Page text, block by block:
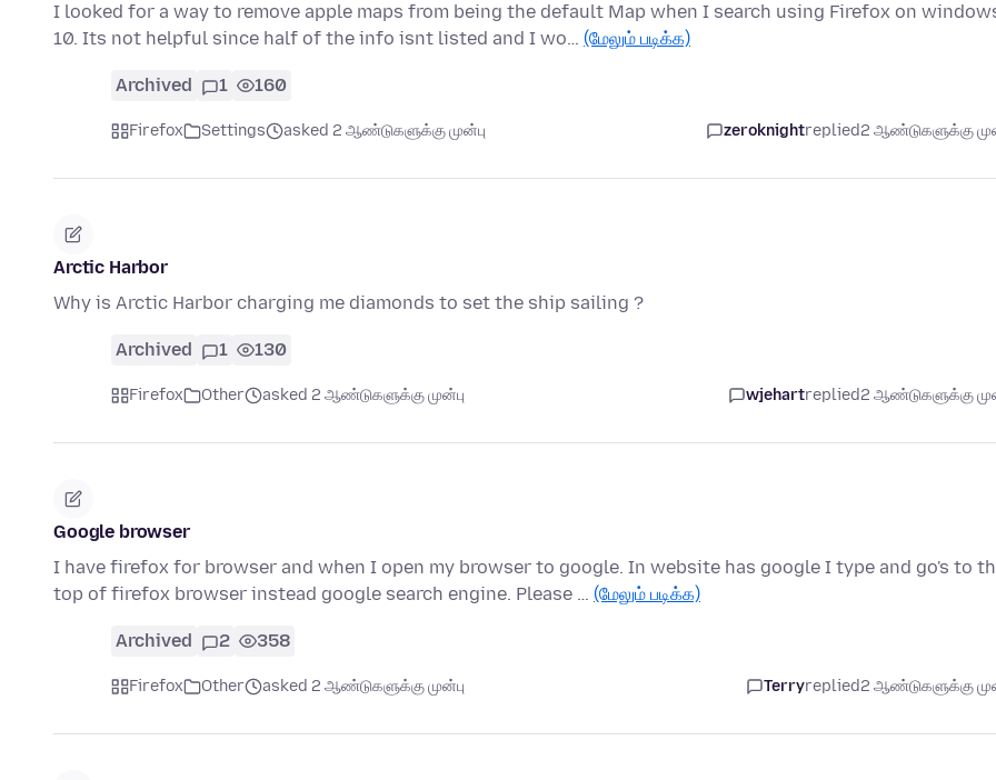
I looked for a way to remove apple maps from being the default Map when I search using Firefox on
10. Its not helpful since half of the info isnt listed and I wo… (மேலும் படிக்க)
Archived 1 160
Firefox Settings asked 2 ஆண்டுகளுக்கு முன்பு zeroknightreplied2 ஆண்டுகளுக்கு
Arctic Harbor
Why is Arctic Harbor charging me diamonds to set the ship sailing ?
Archived 1 130
Firefox Other asked 2 ஆண்டுகளுக்கு முன்பு wjehartreplied2 ஆண்டுகளுக்கு
Google browser
I have firefox for browser and when I open my browser to google. In website has google I type and go's to
top of firefox browser instead google search engine. Please … (மேலும் படிக்க)
Archived 2 358
Firefox Other asked 2 ஆண்டுகளுக்கு முன்பு Terryreplied2 ஆண்டுகளுக்கு